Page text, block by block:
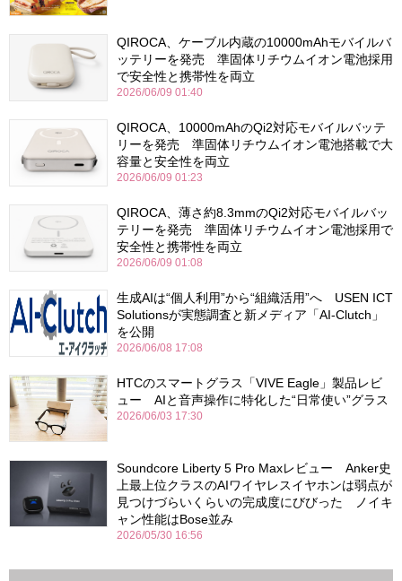
QIROCA、ケーブル内蔵の10000mAhモバイルバ
ッテリーを発売 準固体リチウムイオン電池採用
で安全性と携帯性を両立
2026/06/09 01:40
QIROCA、10000mAhのQi2対応モバイルバッテ
リーを発売 準固体リチウムイオン電池搭載で大
容量と安全性を両立
2026/06/09 01:23
QIROCA、薄さ約8.3mmのQi2対応モバイルバッ
テリーを発売 準固体リチウムイオン電池採用で
安全性と携帯性を両立
2026/06/09 01:08
生成AIは“個人利用”から“組織活用”へ USEN ICT
Solutionsが実態調査と新メディア「AI-Clutch」
を公開
2026/06/08 17:08
HTCのスマートグラス「VIVE Eagle」製品レビ
ュー AIと音声操作に特化した“日常使い”グラス
2026/06/03 17:30
Soundcore Liberty 5 Pro Maxレビュー Anker史
上最上位クラスのAIワイヤレスイヤホンは弱点が
見つけづらいくらいの完成度にびびった ノイキ
ャン性能はBose並み
2026/05/30 16:56